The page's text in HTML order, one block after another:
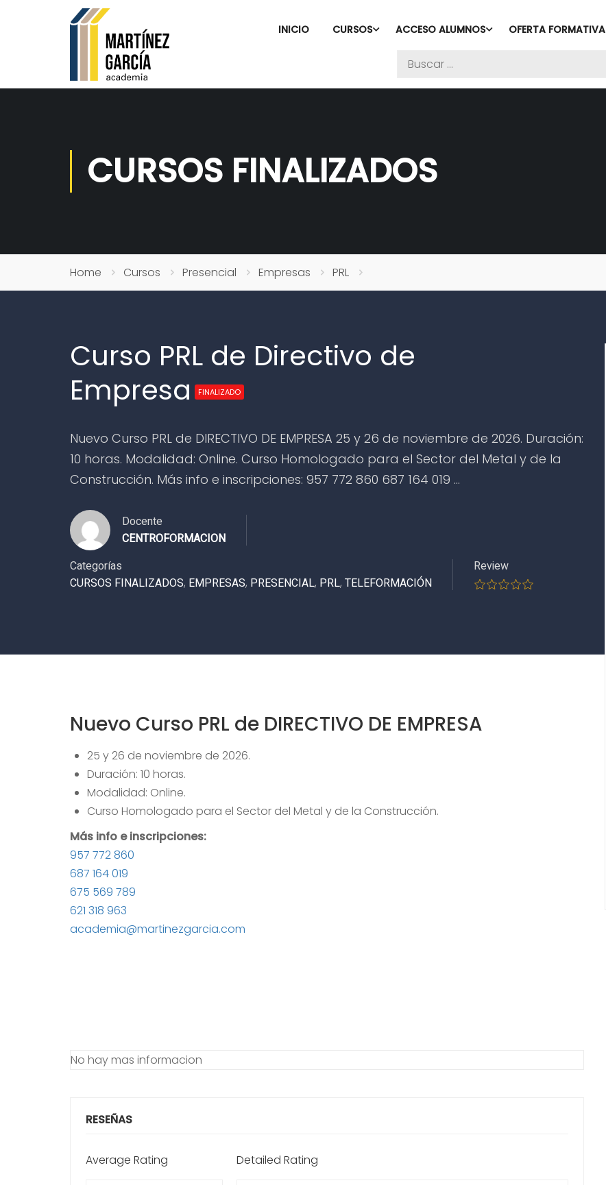
INICIO CURSOS ACCESO ALUMNOS OFERTA FORMATIVA
CURSOS FINALIZADOS
Home Cursos Presencial Empresas PRL
Curso PRL de Directivo de
Empresa
FINALIZADO
Nuevo Curso PRL de DIRECTIVO DE EMPRESA 25 y 26 de noviembre de 2026. Duración:
10 horas. Modalidad: Online. Curso Homologado para el Sector del Metal y de la
Construcción. Más info e inscripciones: 957 772 860 687 164 019 …
Docente
CENTROFORMACION
Categorías
CURSOS FINALIZADOS, EMPRESAS, PRESENCIAL, PRL, TELEFORMACIÓN
Review
Nuevo Curso PRL de DIRECTIVO DE EMPRESA
25 y 26 de noviembre de 2026.
Duración: 10 horas.
Modalidad: Online.
Curso Homologado para el Sector del Metal y de la Construcción.
Más info e inscripciones:
957 772 860
687 164 019
675 569 789
621 318 963
academia@martinezgarcia.com
No hay mas informacion
RESEÑAS
Average Rating Detailed Rating